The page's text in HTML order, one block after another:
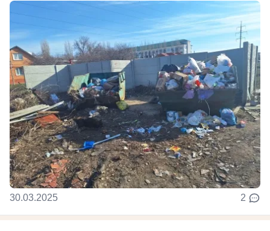
30.03.2025 2